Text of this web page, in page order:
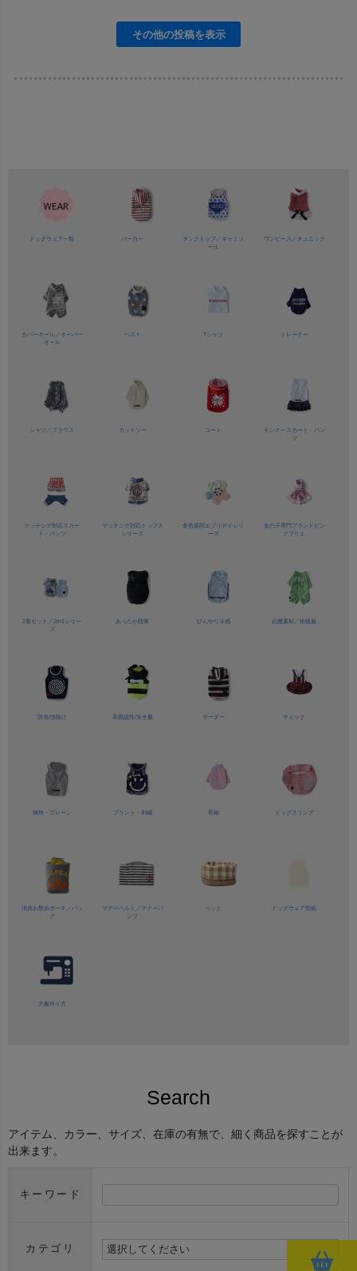
ドッグウェア一覧 パーカー タンクトップ／ キャミソ
ール
ワンピース／チュニック
カバーオール／ オーバー
オール
ベスト Tシャツ トレーナー
シャツ／ ブラウス カットソー コート
インナースカート・パン
ツ
マッチング対応スカー
ト・パンツ
マッチング対応トップス
シリーズ
多色展開 エブリデイシリ
ーズ
女の子専門ブランド ピン
クプリエ
2着セット／2in1シリー
ズ
あったか防寒 ひんやり冷感 抗菌素材／ 術後服
防虫/虫除け 高視認性/安全服 ボーダー チェック
無地・プレーン プリント・刺繍 長袖 ドッグスリング
消臭お散歩ポーチ／バッ
グ
マナーベルト／ マナーパ
ンツ
ベッド ドッグウェア型紙
犬服作り方
Search
アイテム、カラー、サイズ、在庫の有無で、細く商品を探すことが
出来ます。
キーワード
カテゴリ